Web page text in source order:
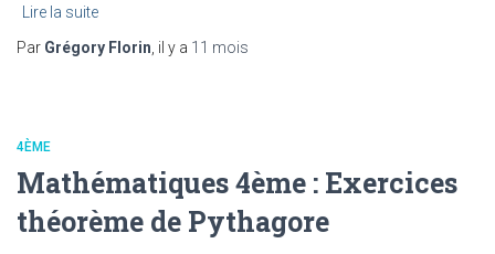
Lire la suite
Par Grégory Florin , il y a 11 mois
4ÈME
Mathématiques 4ème : Exercices
théorème de Pythagore